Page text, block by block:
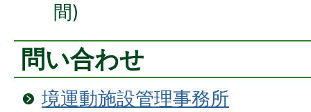
間)
問い合わせ
境運動施設管理事務所